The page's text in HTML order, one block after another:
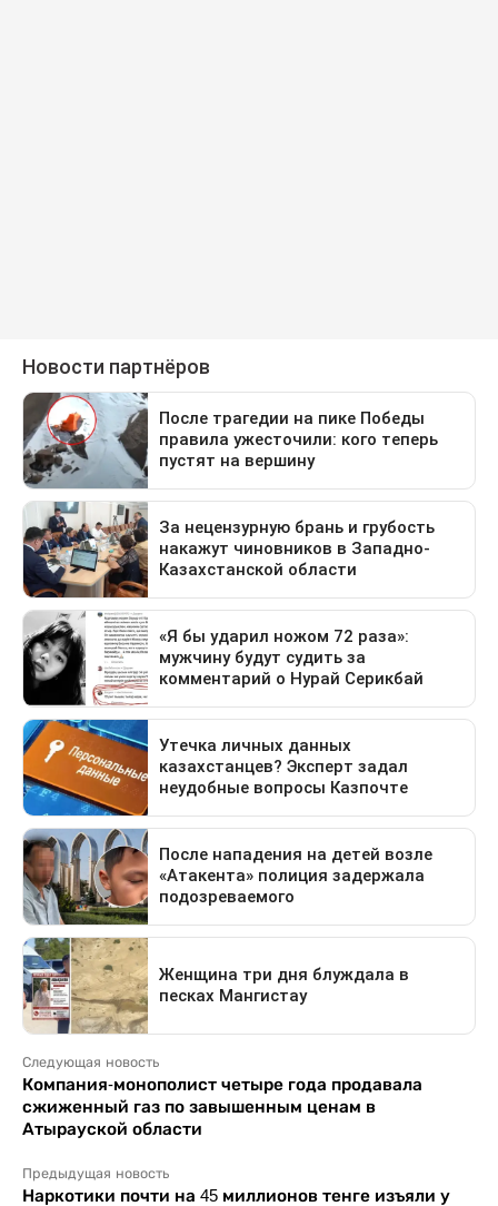
Следующая новость
Компания-монополист четыре года продавала
сжиженный газ по завышенным ценам в
Атырауской области
Предыдущая новость
Наркотики почти на 45 миллионов тенге изъяли у